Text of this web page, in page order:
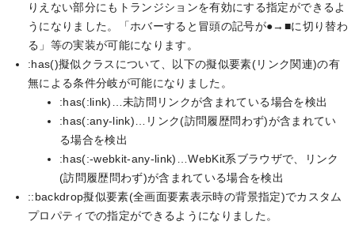
りえない部分にもトランジションを有効にする指定ができるよ
うになりました。「ホバーすると冒頭の記号が●→■に切り替わ
る」等の実装が可能になります。
:has()擬似クラスについて、以下の擬似要素(リンク関連)の有
無による条件分岐が可能になりました。
:has(:link)…未訪問リンクが含まれている場合を検出
:has(:any-link)…リンク(訪問履歴問わず)が含まれてい
る場合を検出
:has(:-webkit-any-link)…WebKit系ブラウザで、リンク
(訪問履歴問わず)が含まれている場合を検出
::backdrop擬似要素(全画面要素表示時の背景指定)でカスタム
プロパティでの指定ができるようになりました。